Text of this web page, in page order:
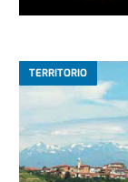
TERRITORIO